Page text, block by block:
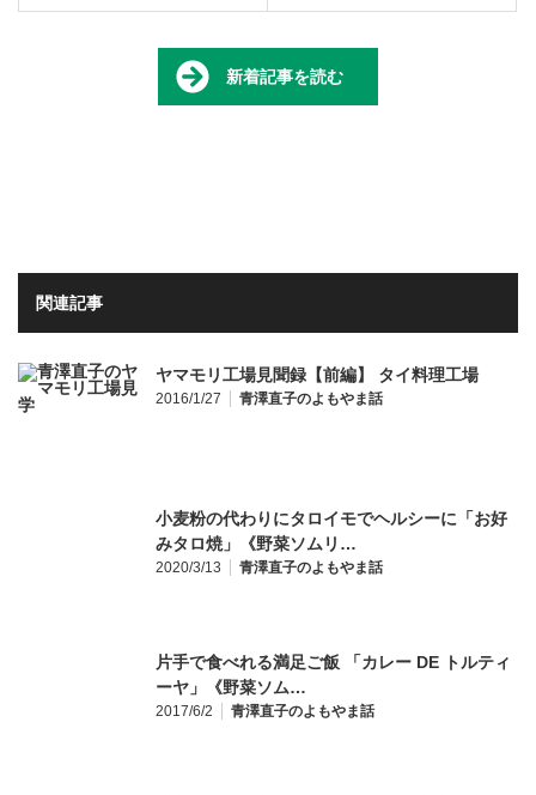
新着記事を読む
関連記事
ヤマモリ工場見聞録【前編】 タイ料理工場
2016/1/27 青澤直子のよもやま話
小麦粉の代わりにタロイモでヘルシーに「お好
みタロ焼」《野菜ソムリ…
2020/3/13 青澤直子のよもやま話
片手で食べれる満足ご飯 「カレー DE トルティ
ーヤ」《野菜ソム…
2017/6/2 青澤直子のよもやま話